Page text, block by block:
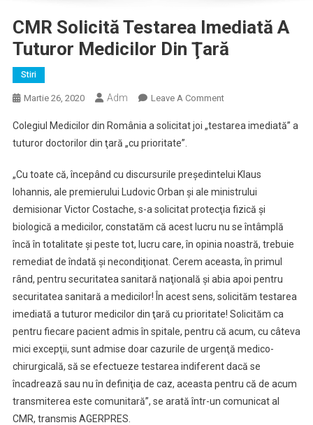
CMR Solicită Testarea Imediată A
Tuturor Medicilor Din Ţară
Stiri
Martie 26, 2020 Adm Leave A CommentOn
Solicită
A
Tuturor
Medicilor
Din
Ţară
Colegiul Medicilor din România a solicitat joi „testarea imediată” a
tuturor doctorilor din ţară „cu prioritate”.
„Cu toate că, începând cu discursurile preşedintelui Klaus
Iohannis, ale premierului Ludovic Orban şi ale ministrului
demisionar Victor Costache, s-a solicitat protecţia fizică şi
biologică a medicilor, constatăm că acest lucru nu se întâmplă
încă în totalitate şi peste tot, lucru care, în opinia noastră, trebuie
remediat de îndată şi necondiţionat. Cerem aceasta, în primul
rând, pentru securitatea sanitară naţională şi abia apoi pentru
securitatea sanitară a medicilor! În acest sens, solicităm testarea
imediată a tuturor medicilor din ţară cu prioritate! Solicităm ca
pentru fiecare pacient admis în spitale, pentru că acum, cu câteva
mici excepţii, sunt admise doar cazurile de urgenţă medico-
chirurgicală, să se efectueze testarea indiferent dacă se
încadrează sau nu în definiţia de caz, aceasta pentru că de acum
transmiterea este comunitară”, se arată într-un comunicat al
CMR, transmis AGERPRES.